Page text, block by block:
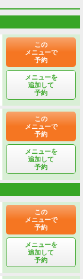
この
メニューで
予約
メニューを
追加して
予約
この
メニューで
予約
メニューを
追加して
予約
この
メニューで
予約
メニューを
追加して
予約